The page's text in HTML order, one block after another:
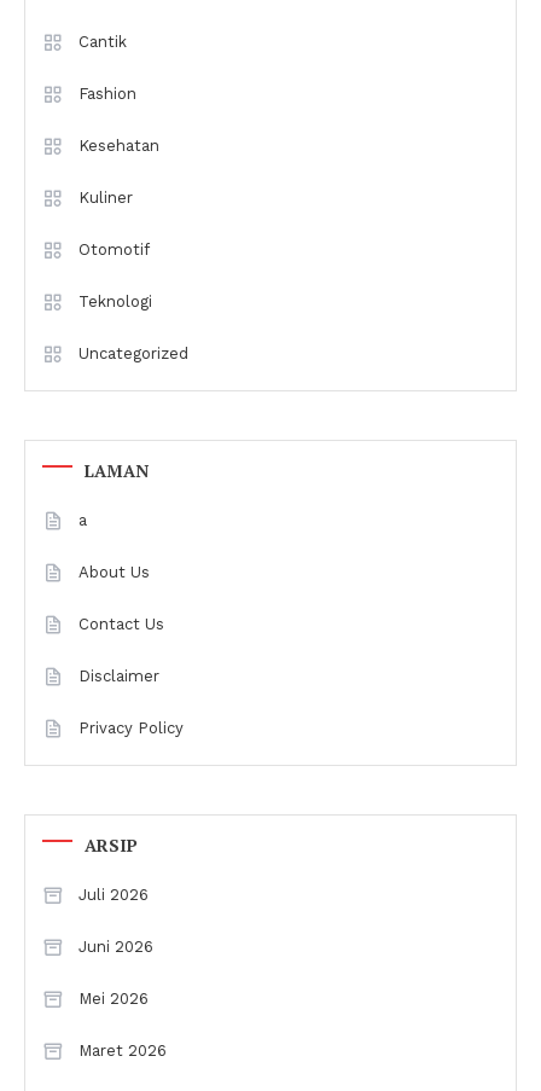
Cantik
Fashion
Kesehatan
Kuliner
Otomotif
Teknologi
Uncategorized
LAMAN
a
About Us
Contact Us
Disclaimer
Privacy Policy
ARSIP
Juli 2026
Juni 2026
Mei 2026
Maret 2026